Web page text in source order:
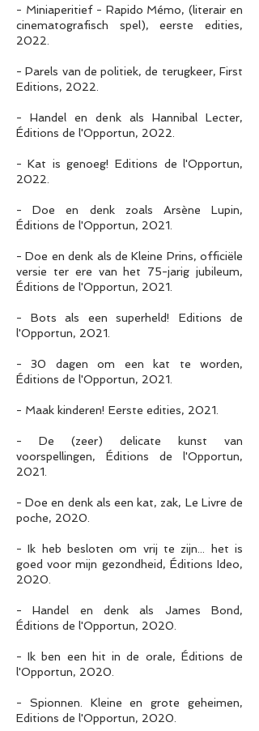
- Miniaperitief - Rapido Mémo, (literair en
cinematografisch spel), eerste edities,
2022.
- Parels van de politiek, de terugkeer, First
Editions, 2022.
- Handel en denk als Hannibal Lecter,
Éditions de l'Opportun, 2022.
- Kat is genoeg! Editions de l'Opportun,
2022.
- Doe en denk zoals Arsène Lupin,
Éditions de l'Opportun, 2021.
- Doe en denk als de Kleine Prins, officiële
versie ter ere van het 75-jarig jubileum,
Éditions de l'Opportun, 2021.
- Bots als een superheld! Editions de
l'Opportun, 2021.
- 30 dagen om een kat te worden,
Éditions de l'Opportun, 2021.
- Maak kinderen! Eerste edities, 2021.
- De (zeer) delicate kunst van
voorspellingen, Éditions de l'Opportun,
2021.
- Doe en denk als een kat, zak, Le Livre de
poche, 2020.
- Ik heb besloten om vrij te zijn... het is
goed voor mijn gezondheid, Éditions Ideo,
2020.
- Handel en denk als James Bond,
Éditions de l'Opportun, 2020.
- Ik ben een hit in de orale, Éditions de
l'Opportun, 2020.
- Spionnen. Kleine en grote geheimen,
Editions de l'Opportun, 2020.